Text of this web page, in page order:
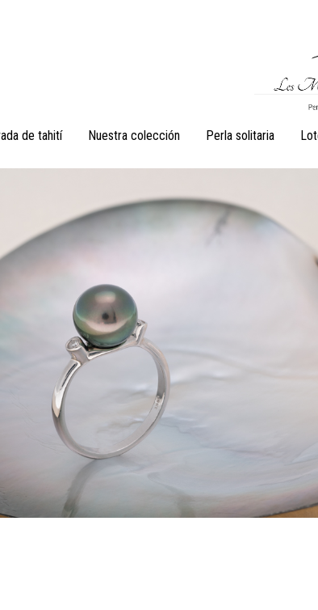
Merveilles
de
de tahití Nuestra colección Perla solitaria